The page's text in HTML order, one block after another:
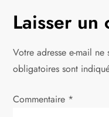
g
a
t
i
Laisser un
Votre adresse e-mail ne
obligatoires sont
Commentaire *